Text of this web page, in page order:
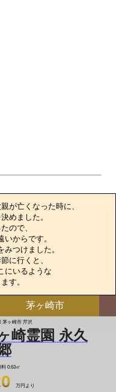
が亡くなった時に、
めました。
ので、
からです。
つけました。
に行くと、
にいるような
す。
茅ヶ崎市
茅ヶ崎市 芹沢
崎霊園 永久
料 0.63㎡
万円より